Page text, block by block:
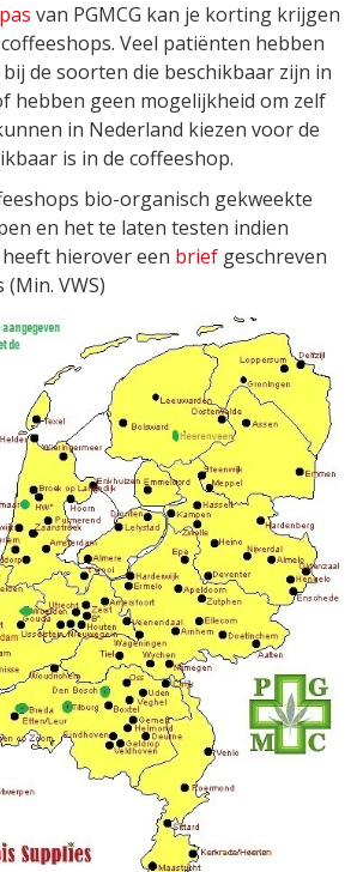
van PGMCG kan je korting krijgen
Veel patiënten hebben
de soorten die beschikbaar zijn in
hebben geen mogelijkheid om zelf
in Nederland kiezen voor de
is in de coffeeshop.
bio-organisch gekweekte
en het te laten testen indien
heeft hierover een brief geschreven
VWS)